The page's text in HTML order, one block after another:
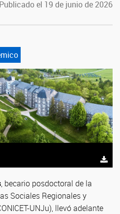
Publicado el 19 de junio de 2026
, becario posdoctoral de la
Sociales Regionales y
UNJu), llevó adelante